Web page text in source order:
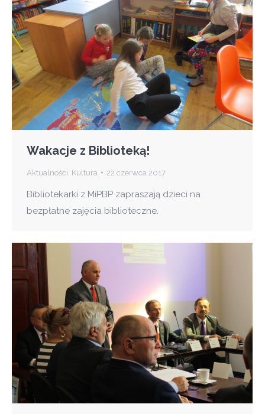
Wakacje z Biblioteką!
Aktualności Kultura 22 czerwca 2017
Bibliotekarki z MiPBP zapraszają dzieci na
bezpłatne zajęcia biblioteczne.